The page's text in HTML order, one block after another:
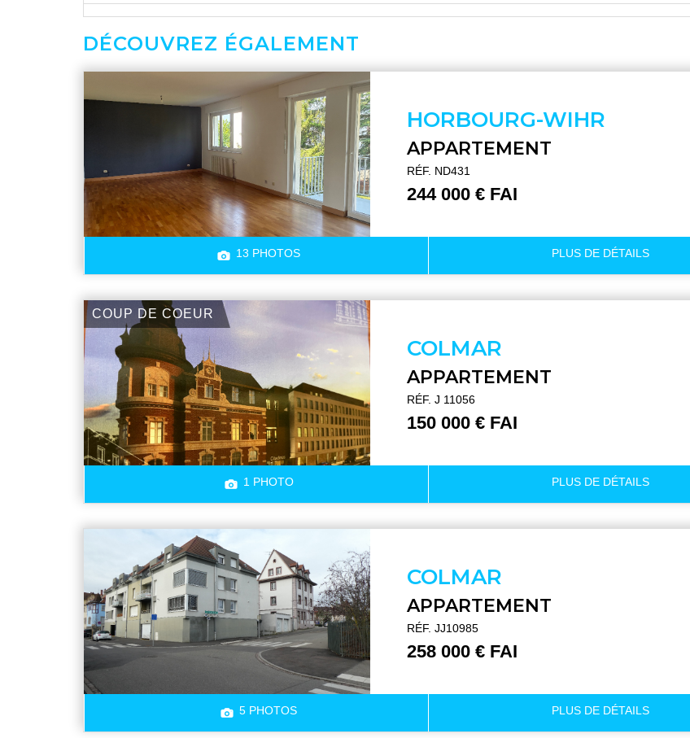
DÉCOUVREZ ÉGALEMENT
HORBOURG-WIHR
APPARTEMENT
RÉF. ND431
244 000 € FAI
13 PHOTOS PLUS DE DÉTAILS
COUP DE COEUR
COLMAR
APPARTEMENT
RÉF. J 11056
150 000 € FAI
1 PHOTO PLUS DE DÉTAILS
COLMAR
APPARTEMENT
RÉF. JJ10985
258 000 € FAI
5 PHOTOS PLUS DE DÉTAILS